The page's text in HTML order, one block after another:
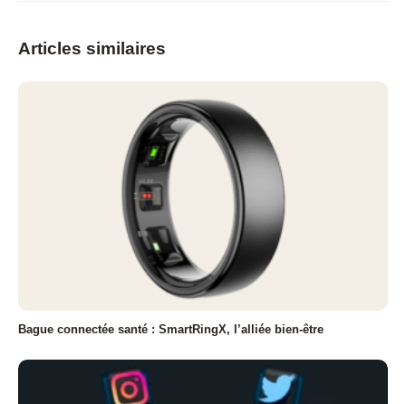
Articles similaires
Bague connectée santé : SmartRingX, l’alliée bien-être